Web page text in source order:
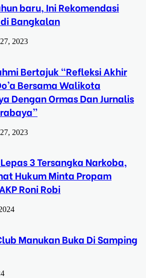
baru, Ini Rekomendasi
Bangkalan
2023
Bertajuk “Refleksi Akhir
Bersama Walikota
Dengan Ormas Dan Jurnalis
2023
3 Tersangka Narkoba,
Hukum Minta Propam
Roni Robi
Manukan Buka Di Samping